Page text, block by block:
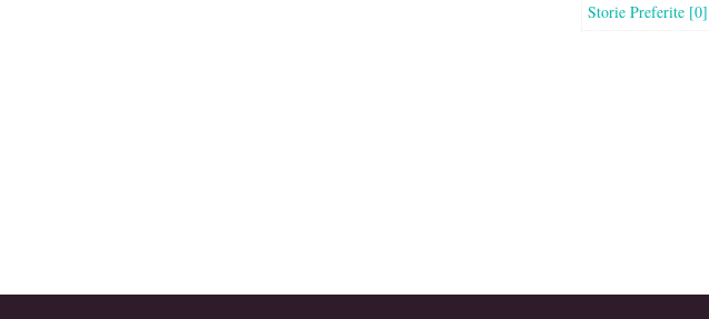
Storie Preferite [0]